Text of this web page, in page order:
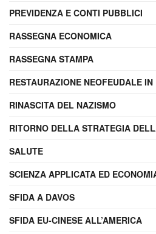
PREVIDENZA E CONTI PUBBLICI
RASSEGNA ECONOMICA
RASSEGNA STAMPA
RESTAURAZIONE NEOFEUDALE IN
RINASCITA DEL NAZISMO
RITORNO DELLA STRATEGIA
SALUTE
SCIENZA APPLICATA ED
SFIDA A DAVOS
SFIDA EU-CINESE ALL’AMERICA